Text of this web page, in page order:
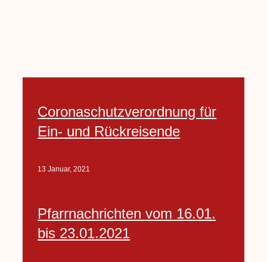
Coronaschutzverordnung für
Ein- und Rückreisende
13 Januar, 2021
Pfarrnachrichten vom 16.01.
bis 23.01.2021